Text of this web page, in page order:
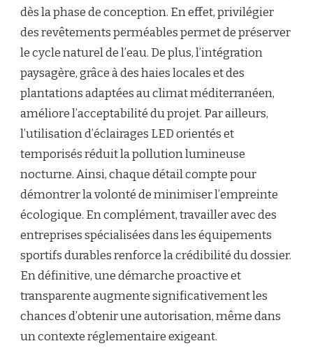
dès la phase de conception. En effet, privilégier
des revêtements perméables permet de préserver
le cycle naturel de l’eau. De plus, l’intégration
paysagère, grâce à des haies locales et des
plantations adaptées au climat méditerranéen,
améliore l’acceptabilité du projet. Par ailleurs,
l’utilisation d’éclairages LED orientés et
temporisés réduit la pollution lumineuse
nocturne. Ainsi, chaque détail compte pour
démontrer la volonté de minimiser l’empreinte
écologique. En complément, travailler avec des
entreprises spécialisées dans les équipements
sportifs durables renforce la crédibilité du dossier.
En définitive, une démarche proactive et
transparente augmente significativement les
chances d’obtenir une autorisation, même dans
un contexte réglementaire exigeant.